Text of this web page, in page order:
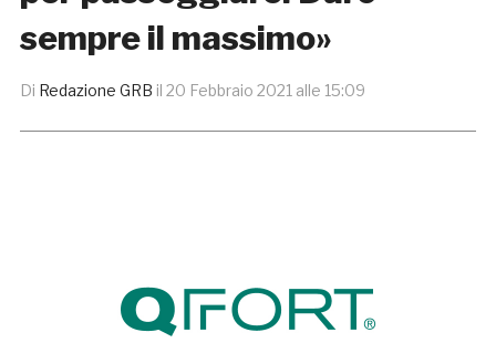
sempre il massimo»
Di Redazione GRB il 20 Febbraio 2021 alle 15:09